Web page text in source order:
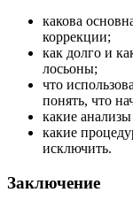
какова
коррекции;
как долго и
лосьоны;
что
понять, что
какие
какие
исключить.
Заключение